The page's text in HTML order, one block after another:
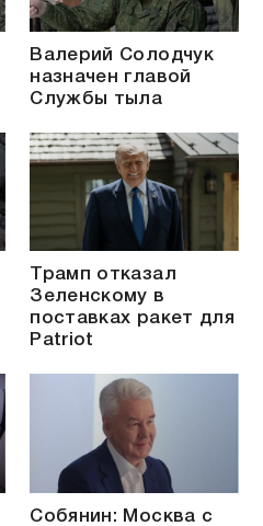
Валерий Солодчук
назначен главой
Службы тыла
Трамп отказал
Зеленскому в
поставках ракет для
Patriot
Собянин: Москва с